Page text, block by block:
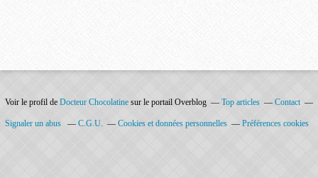
Voir le profil de Docteur Chocolatine sur le portail Overblog Top articles Contact
Signaler un abus C.G.U. Cookies et données personnelles Préférences cookies